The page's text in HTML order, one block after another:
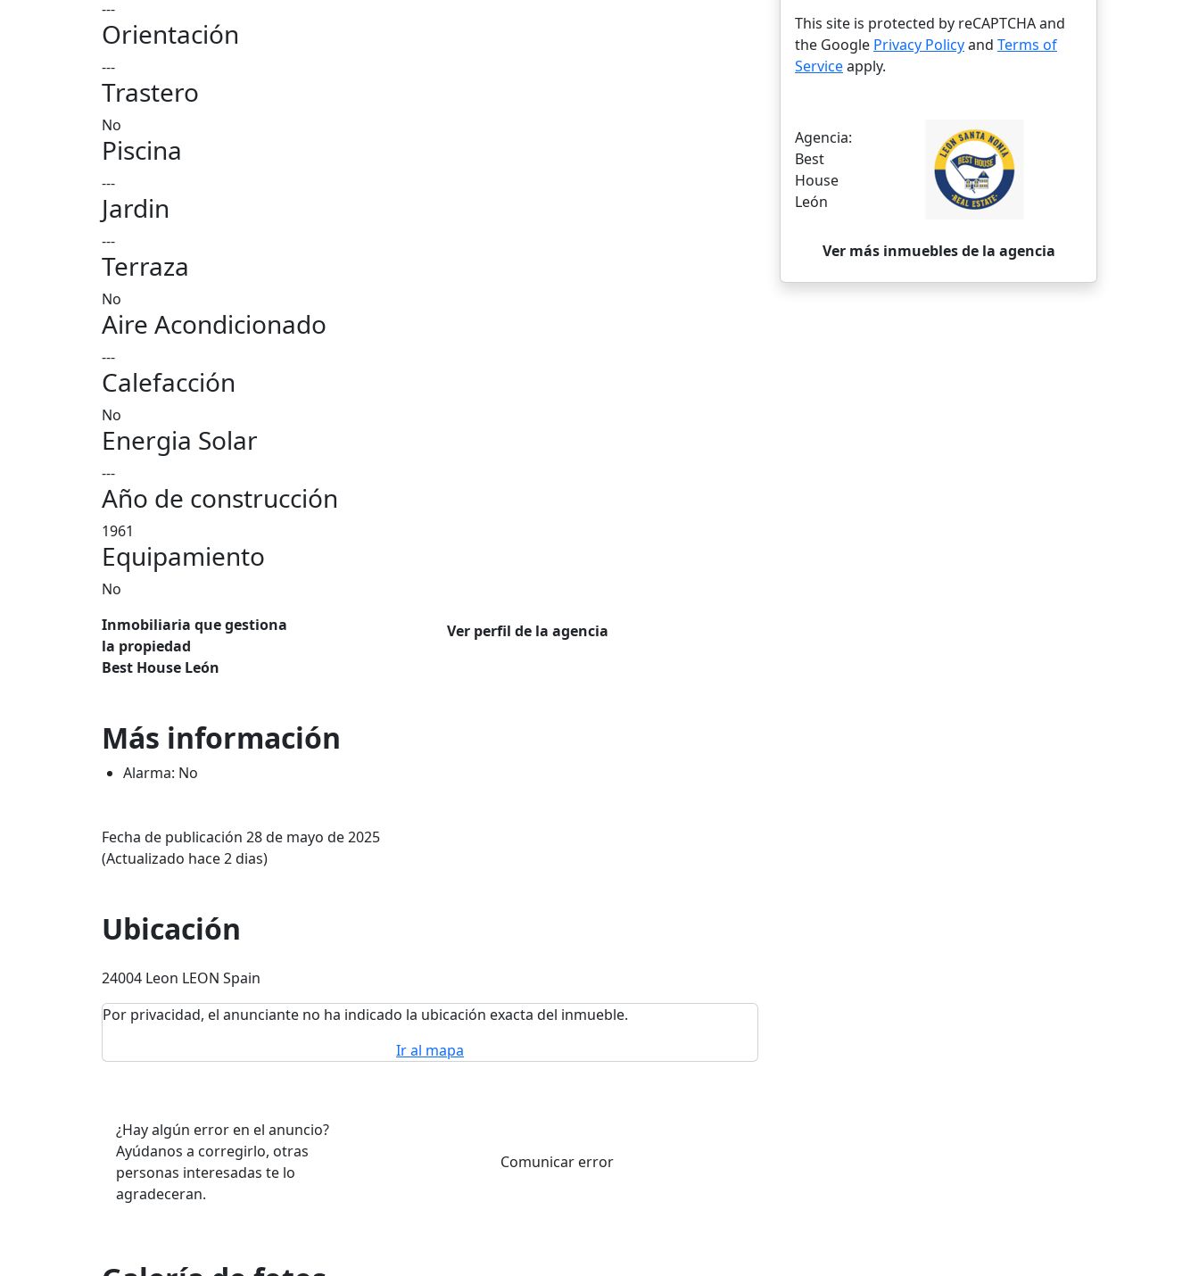
---
Orientación
---
Trastero
No
Piscina
---
Jardin
---
Terraza
No
Aire Acondicionado
---
Calefacción
No
Energia Solar
---
Año de construcción
1961
Equipamiento
No
Inmobiliaria que gestiona
la propiedad
Best House León
Ver perfil de la agencia
Más información
Alarma: No
Fecha de publicación 28 de mayo de 2025
(Actualizado hace 2 dias)
Ubicación
24004 Leon LEON Spain
Por privacidad, el anunciante no ha indicado la ubicación exacta del inmueble.
Ir al mapa
¿Hay algún error en el anuncio?
Ayúdanos a corregirlo, otras
personas interesadas te lo
agradeceran.
Comunicar error
This site is protected by reCAPTCHA and
the Google Privacy Policyand Terms of
Serviceapply.
Agencia:
Best
House
León
Ver más inmuebles de la agencia